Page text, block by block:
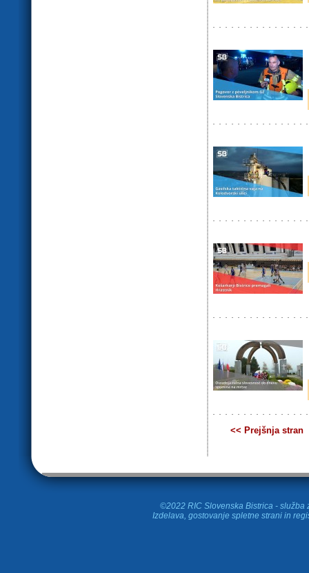
<< Prejšnja stran
©2022 RIC Slovenska Bistrica - služba
Izdelava, gostovanje spletne strani in